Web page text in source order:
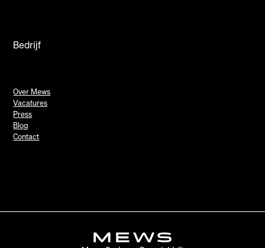
Bedrijf
Over Mews
Vacatures
Press
Blog
Contact